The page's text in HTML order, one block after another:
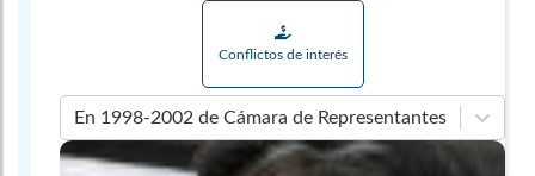
Conflictos de interés
En 1998-2002 de Cámara de Representantes